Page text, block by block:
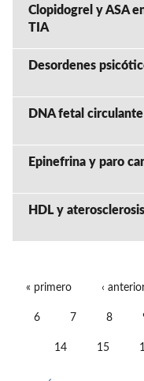
Clopidogrel y ASA
TIA
Desordenes
DNA fetal circulante
Epinefrina y paro
HDL y aterosclerosis
« primero ‹
6 7 8
14 15